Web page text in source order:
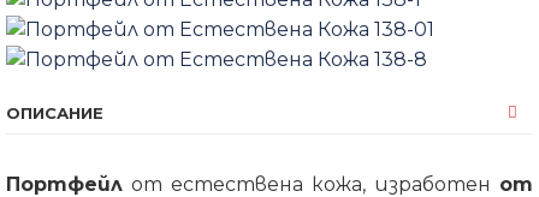
ОПИСАНИЕ
Портфейл от естествена кожа, изработен от